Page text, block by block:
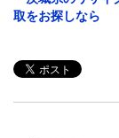
取をお探しなら